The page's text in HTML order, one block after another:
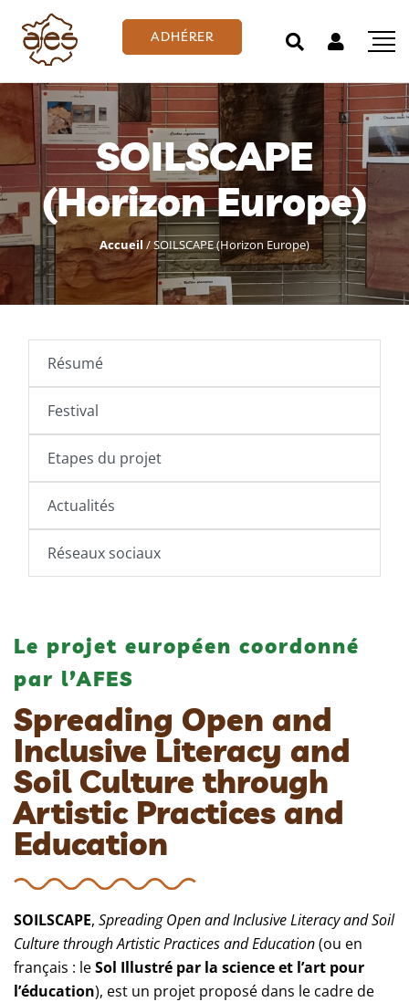
ADHÉRER
SOILSCAPE
(Horizon Europe)
Accueil/SOILSCAPE (Horizon Europe)
Résumé
Festival
Etapes du projet
Actualités
Réseaux sociaux
Le projet européen coordonné
par l’AFES
Spreading Open and
Inclusive Literacy and
Soil Culture through
Artistic Practices and
Education
SOILSCAPE, Spreading Open and Inclusive Literacy and Soil
Culture through Artistic Practices and Education(ou en
français : leSol Illustré par la science et l’art pour
l’éducation), est un projet proposé dans le cadre de